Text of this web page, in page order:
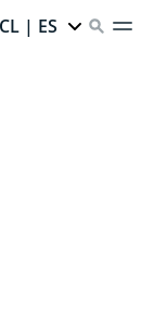
CL | ES